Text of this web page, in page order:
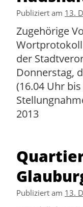
Publiziert am 13.
Zugehörige
Wortprotokoll
der
Donnerstag,
(16.04 Uhr
2013
Publiziert am 13.